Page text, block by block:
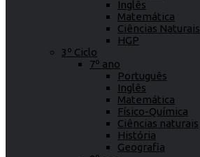
Inglês
Matemática
Ciências Naturais
HGP
3º Ciclo
7º ano
Português
Inglês
Matemática
Físico-Química
Ciências naturais
História
Geografia